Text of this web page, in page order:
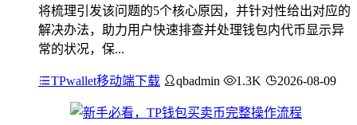
将梳理引发该问题的5个核心原因，并针对性给出对应的
解决办法，助力用户快速排查并处理钱包内代币显示异
常的状况，保...
TPwallet移动端下载 qbadmin 1.3K 2026-08-09